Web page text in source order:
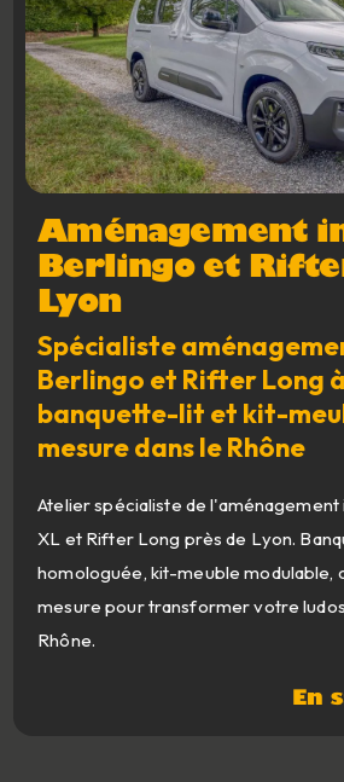
Aménagement
Berlingo et
Lyon
Spécialiste
Berlingo et Rifter Long
banquette-lit et kit-
mesure dans le Rhône
Atelier spécialiste de
XL et Rifter Long près de Lyon.
homologuée, kit-meuble modulable,
mesure pour transformer votre
Rhône.
En